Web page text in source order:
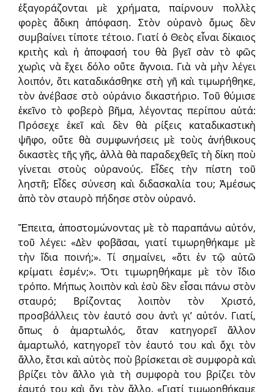
ἐξαγοράζονται μὲ χρήματα, παίρνουν πολλὲς
φορὲς ἄδικη ἀπόφαση. Στὸν οὐρανὸ ὅμως δὲν
συμβαίνει τίποτε τέτοιο. Γιατί ὁ Θεὸς εἶναι δίκαιος
κριτὴς καὶ ἡ ἀποφασή του θὰ βγεῖ σὰν τὸ φῶς
χωρὶς νὰ ἔχει δόλο οὔτε ἄγνοια. Γιὰ νὰ μὴν λέγει
λοιπόν, ὅτι καταδικάσθηκε στὴ γῆ καὶ τιμωρήθηκε,
τὸν ἀνέβασε στὸ οὐράνιο δικαστήριο. Τοῦ θύμισε
ἐκεῖνο τὸ φοβερὸ βῆμα, λέγοντας περίπου αὐτά:
Πρόσεχε ἐκεῖ καὶ δὲν θὰ ρίξεις καταδικαστικὴ
ψῆφο, οὔτε θὰ συμφωνήσεις μὲ τοὺς ἀνήθικους
δικαστὲς τῆς γῆς, ἀλλὰ θὰ παραδεχθεῖς τὴ δίκη ποὺ
γίνεται στοὺς οὐρανούς. Εἶδες τὴν πίστη τοῦ
ληστῆ; Εἶδες σύνεση καὶ διδασκαλία του; Ἀμέσως
ἀπὸ τὸν σταυρὸ πήδησε στὸν οὐρανό.
Ἔπειτα, ἀποστομώνοντας μὲ τὸ παραπάνω αὐτόν,
τοῦ λέγει: «Δὲν φοβᾶσαι, γιατί τιμωρηθήκαμε μὲ
τὴν ἴδια ποινή;». Τί σημαίνει, «ὅτι ἐν τῷ αὐτῶ
κρίματι ἐσμέν;». Ὅτι τιμωρηθήκαμε μὲ τὸν ἴδιο
τρόπο. Μήπως λοιπὸν καὶ ἐσὺ δὲν εἶσαι πάνω στὸν
σταυρό; Βρίζοντας λοιπὸν τὸν Χριστό,
προσβάλλεις τὸν ἑαυτό σου ἀντὶ γι’ αὐτόν. Γιατί,
ὅπως ὁ ἁμαρτωλός, ὅταν κατηγορεῖ ἄλλον
ἁμαρτωλό, κατηγορεῖ τὸν ἑαυτό του καὶ ὄχι τὸν
ἄλλο, ἔτσι καὶ αὐτὸς ποὺ βρίσκεται σὲ συμφορὰ καὶ
βρίζει τὸν ἄλλο γιὰ τὴ συμφορὰ του βρίζει τὸν
ἑαυτό του καὶ ὄχι τὸν ἄλλο. «Γιατί τιμωρηθήκαμε